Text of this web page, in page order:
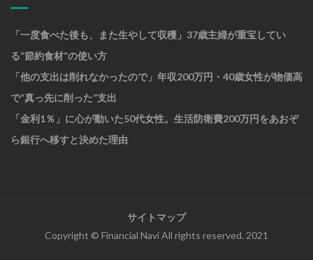
「一度食べた後も、また生やして収穫」37歳主婦が重宝してい
る“節約食材”の使い方
「他の支出は削れなかったので」年収200万円・40歳女性が物価高
で“真っ先に削った”支出
「金利1％」に心が動いた50代女性。生活防衛費200万円をあおぞ
ら銀行へ移すと決めた理由
サイトマップ
Copyright © Financial Navi All rights reserved. 2021